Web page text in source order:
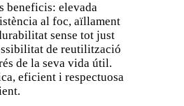
beneficis: elevada
al foc, aïllament
sense tot just
de reutilització
de la seva vida útil.
eficient i respectuosa